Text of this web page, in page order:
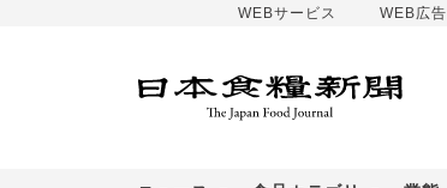
WEBサービス WEB広告